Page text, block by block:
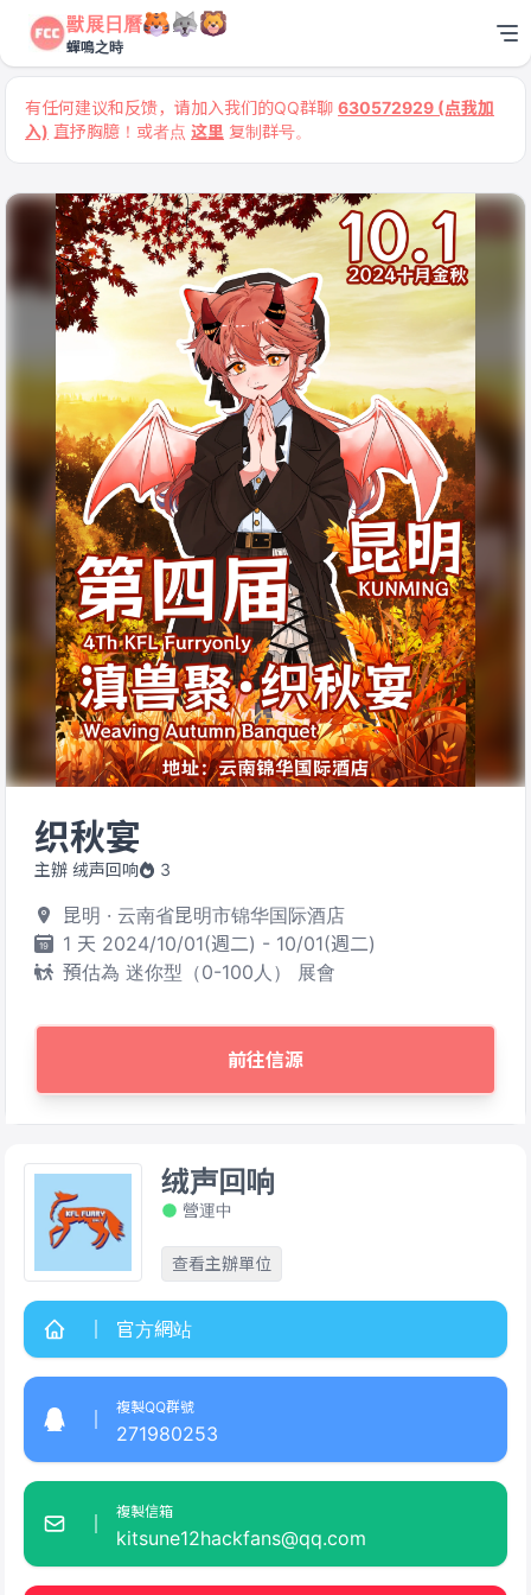
獸展日曆
蟬鳴之時
有任何建议和反馈，请加入我们的QQ群聊 630572929 (点我加
入) 直抒胸臆！或者点 这里 复制群号。
织秋宴
主辦 绒声回响 3
昆明 · 云南省昆明市锦华国际酒店
1 天 2024/10/01(週二) - 10/01(週二)
預估為 迷你型（0-100人） 展會
前往信源
绒声回响
營運中
查看主辦單位
官方網站
複製QQ群號
271980253
複製信箱
kitsune12hackfans@qq.com